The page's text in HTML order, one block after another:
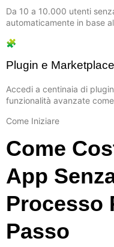
Da 10 a 10.000 utenti
automaticamente in base
🧩
Plugin e Marketplace
Accedi a centinaia di
funzionalità avanzate
Come Iniziare
Come
App
Processo
Passo